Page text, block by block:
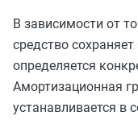
В зависимости от
средство
определяется
Амортизационная
устанавливается в